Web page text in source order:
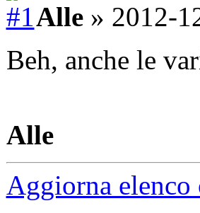
Alle» 2012-
Beh, anche le
Alle
Aggiorna elenco